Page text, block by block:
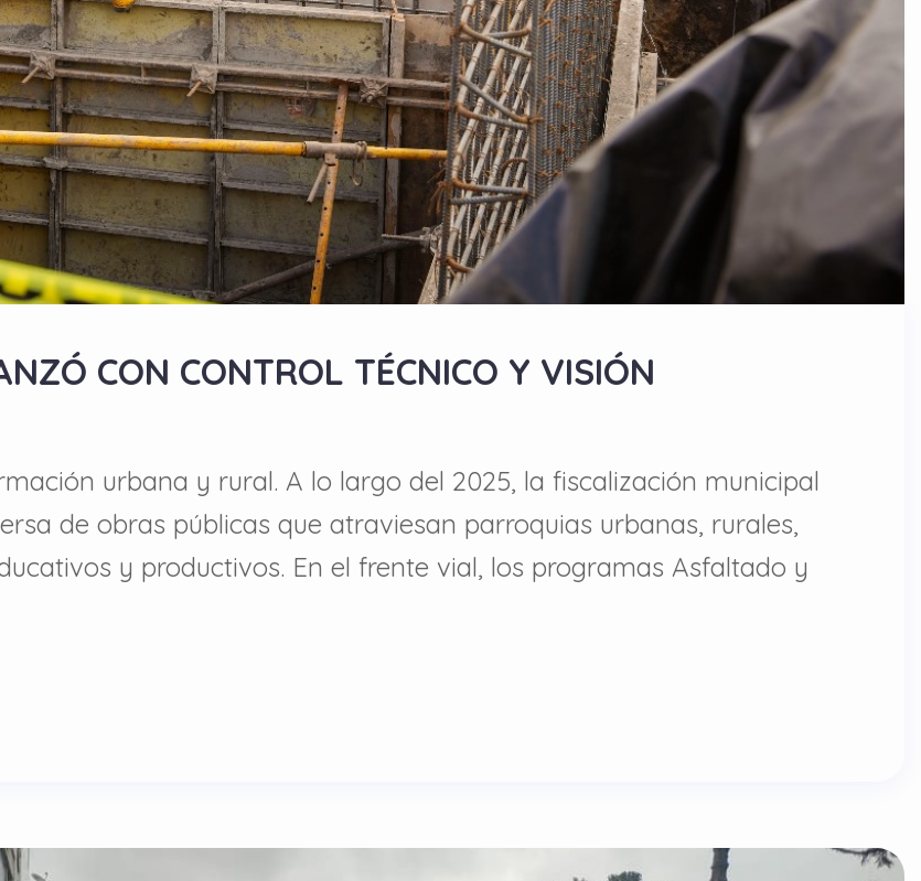
CON CONTROL TÉCNICO Y VISIÓN
urbana y rural. A lo largo del 2025, la fiscalización municipal
de obras públicas que atraviesan parroquias urbanas, rurales,
y productivos. En el frente vial, los programas Asfaltado y